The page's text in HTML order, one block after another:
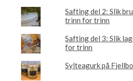
Safting del 2: Slik
trinn for trinn
Safting del 3: Slik
for trinn
Sylteagurk på